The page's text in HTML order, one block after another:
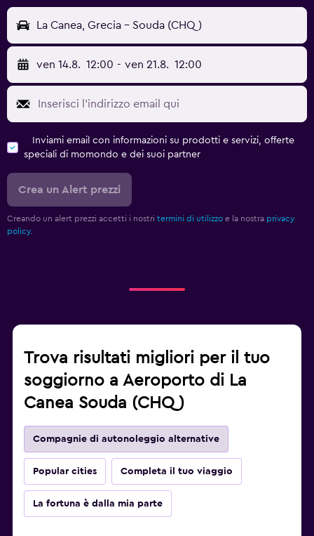
La Canea, Grecia - Souda (CHQ)
ven 14.8. 12:00 - ven 21.8. 12:00
Inviami email con informazioni su prodotti e servizi, offerte
speciali di momondo e dei suoi partner
Crea un Alert prezzi
Creando un alert prezzi accetti i nostri termini di utilizzo e la nostra privacy
policy.
Trova risultati migliori per il tuo
soggiorno a Aeroporto di La
Canea Souda (CHQ)
Compagnie di autonoleggio alternative
Popular cities Completa il tuo viaggio
La fortuna è dalla mia parte